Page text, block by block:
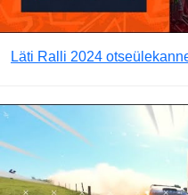
Läti Ralli 2024